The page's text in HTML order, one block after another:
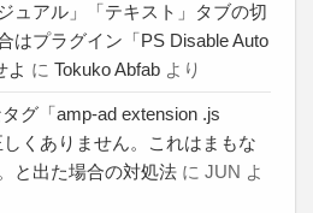
ュアル」「テキスト」タブの切
はプラグイン「PS Disable Auto
よ に Tokuko Abfab より
タグ「amp-ad extension .js
くありません。これはまもな
と出た場合の対処法 に JUN よ